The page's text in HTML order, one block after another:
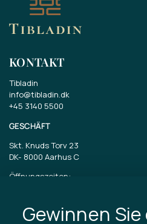
KONTAKT
Tibladin
info@tibladin.dk
+45 3140 5500
GESCHÄFT
Skt. Knuds Torv 23
DK- 8000 Aarhus C
Öffnungszeiten:
CVR: 40875743
Gewinnen